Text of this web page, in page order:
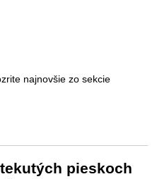
najnovšie zo sekcie
pieskoch